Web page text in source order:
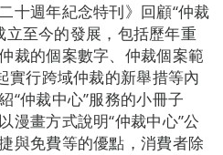
十週年紀念特刊》回顧“仲裁
至今的發展，包括歷年重
裁的個案數字、仲裁個案範
實行跨域仲裁的新舉措等內
“仲裁中心”服務的小冊子
漫畫方式說明“仲裁中心”公
與免費等的優點，消費者除